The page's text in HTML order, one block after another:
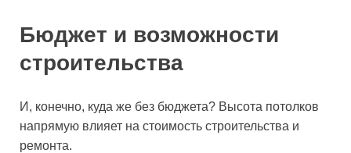
Бюджет и возможности
строительства
И, конечно, куда же без бюджета? Высота потолков
напрямую влияет на стоимость строительства и
ремонта.